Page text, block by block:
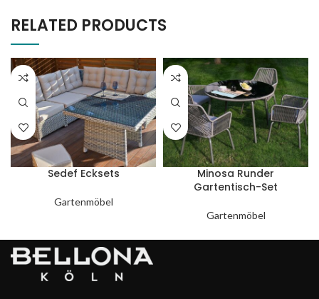
RELATED PRODUCTS
Sedef Ecksets
Gartenmöbel
Minosa Runder
Gartentisch-Set
Gartenmöbel